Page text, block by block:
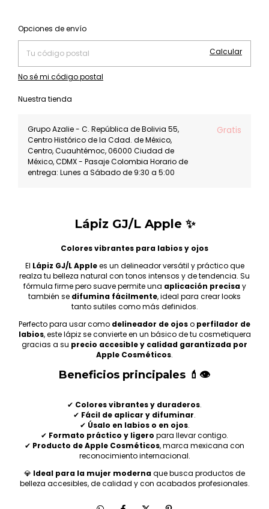
Entregas para el CP:
Opciones de envío
Calcular
No sé mi código postal
Nuestra tienda
Grupo Azalie - C. República de Bolivia 55,
Centro Histórico de la Cdad. de México,
Centro, Cuauhtémoc, 06000 Ciudad de
México, CDMX - Pasaje Colombia Horario de
entrega: Lunes a Sábado de 9:30 a 5:00
Gratis
Lápiz GJ/L Apple ✨
Colores vibrantes para labios y ojos
El Lápiz GJ/L Applees un delineador versátil y práctico que
realza tu belleza natural con tonos intensos y de tendencia. Su
fórmula firme pero suave permite una aplicación precisay
también se difumina fácilmente, ideal para crear looks
tanto sutiles como más definidos.
Perfecto para usar como delineador de ojoso perfilador de
labios, este lápiz se convierte en un básico de tu cosmetiquera
gracias a su precio accesible y calidad garantizada por
Apple Cosméticos.
Beneficios principales 💄👁
✔ Colores vibrantes y duraderos.
✔ Fácil de aplicar y difuminar.
✔ Úsalo en labios o en ojos.
✔ Formato práctico y ligero para llevar contigo.
✔ Producto de Apple Cosméticos, marca mexicana con
reconocimiento internacional.
💎 Ideal para la mujer modernaque busca productos de
belleza accesibles, de calidad y con acabados profesionales.